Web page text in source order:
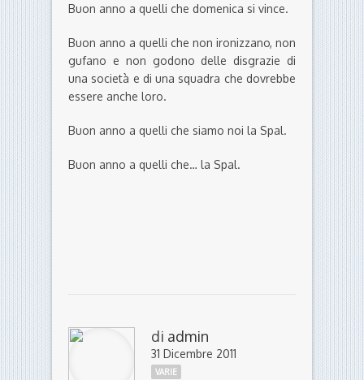
Buon anno a quelli che domenica si vince.
Buon anno a quelli che non ironizzano, non
gufano e non godono delle disgrazie di
una società e di una squadra che dovrebbe
essere anche loro.
Buon anno a quelli che siamo noi la Spal.
Buon anno a quelli che… la Spal.
di admin
31 Dicembre 2011
VARIE